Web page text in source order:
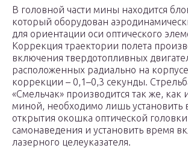
В головной части мины находится
который оборудован
для ориентации оси оптического
Коррекция траектории полета
включения твердотопливных
расположенных радиально на
коррекции – 0,1–0,3 секунды.
«Смельчак» производится так же, как
миной, необходимо лишь установить
открытия окошка оптической головки
самонаведения и установить время
лазерного целеуказателя.